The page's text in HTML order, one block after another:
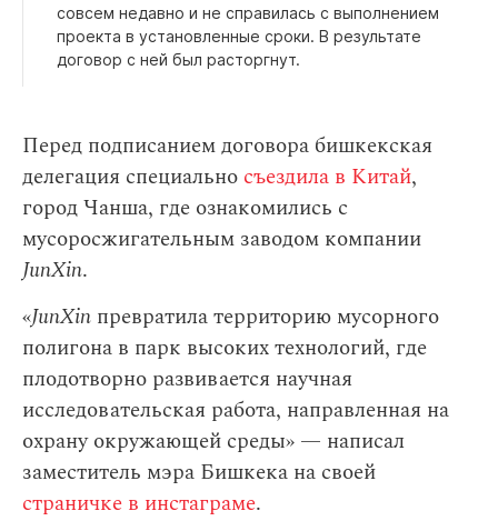
совсем недавно и не справилась с выполнением
проекта в установленные сроки. В результате
договор с ней был расторгнут.
Перед подписанием договора бишкекская
делегация специально съездила в Китай,
город Чанша, где ознакомились с
мусоросжигательным заводом компании
JunXin.
«JunXin превратила территорию мусорного
полигона в парк высоких технологий, где
плодотворно развивается научная
исследовательская работа, направленная на
охрану окружающей среды» — написал
заместитель мэра Бишкека на своей
страничке в инстаграме.